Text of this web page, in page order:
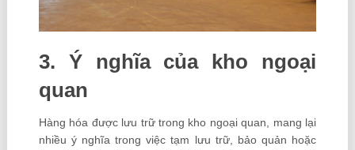
3. Ý nghĩa của kho ngoại
quan
Hàng hóa được lưu trữ trong kho ngoại quan, mang lại
nhiều ý nghĩa trong việc tạm lưu trữ, bảo quản hoặc